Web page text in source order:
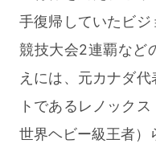
手復帰していたビ
競技大会2連覇など
えには、元カナダ
トであるレノック
世界ヘビー級王者）